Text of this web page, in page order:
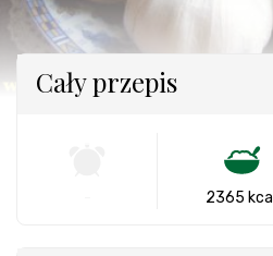
Cały przepis
2365 kcal